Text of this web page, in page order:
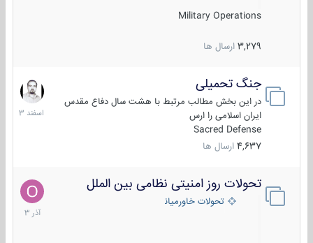
Military Operations
3,279 ارسال ها
جنگ تحمیلی
در این بخش مطالب مرتبط با هشت سال دفاع مقدس
ایران اسلامی را ارس
Sacred Defense
4,637 ارسال ها
20
اسفند
1403
تحولات روز امنیتی نظامی بین الملل
تحولات خاورمیانه
21
آذر
1403